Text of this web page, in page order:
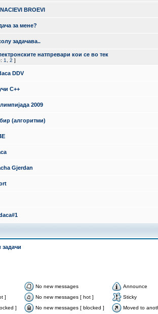
BROEVI
за мене?
задачава..
натпревари кои се во тек
1 2 ]
DDV
С++
2009
(алгоритми)
Gjerdan
задачи
No new messages
Announce
]
No new messages [ hot ]
Sticky
]
No new messages [ blocked ] Moved to